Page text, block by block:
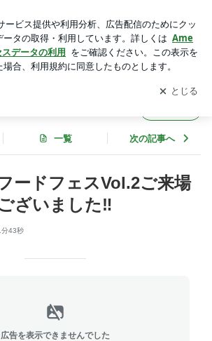
ドして ブログの更新通知
を受け取りまし
開く
一覧 次の記事へ
ードフェスVol.2ご来場
ざいました‼️
43秒
広告を表示できませんでした